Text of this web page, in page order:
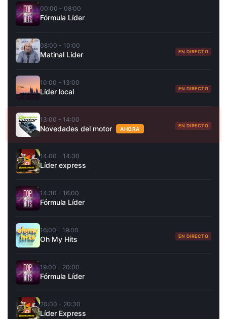
00:00 - 08:00
Fórmula Líder
08:00 - 10:00
Matinal Líder EN DIRECTO
10:00 - 13:00
Líder local EN DIRECTO
13:00 - 14:00
Novedades del motor AHORA
EN DIRECTO
14:00 - 14:30
Líder express
14:30 - 16:00
Fórmula Líder
16:00 - 19:00
Oh My Hits EN DIRECTO
19:00 - 20:00
Fórmula Líder
20:00 - 20:30
Líder Express